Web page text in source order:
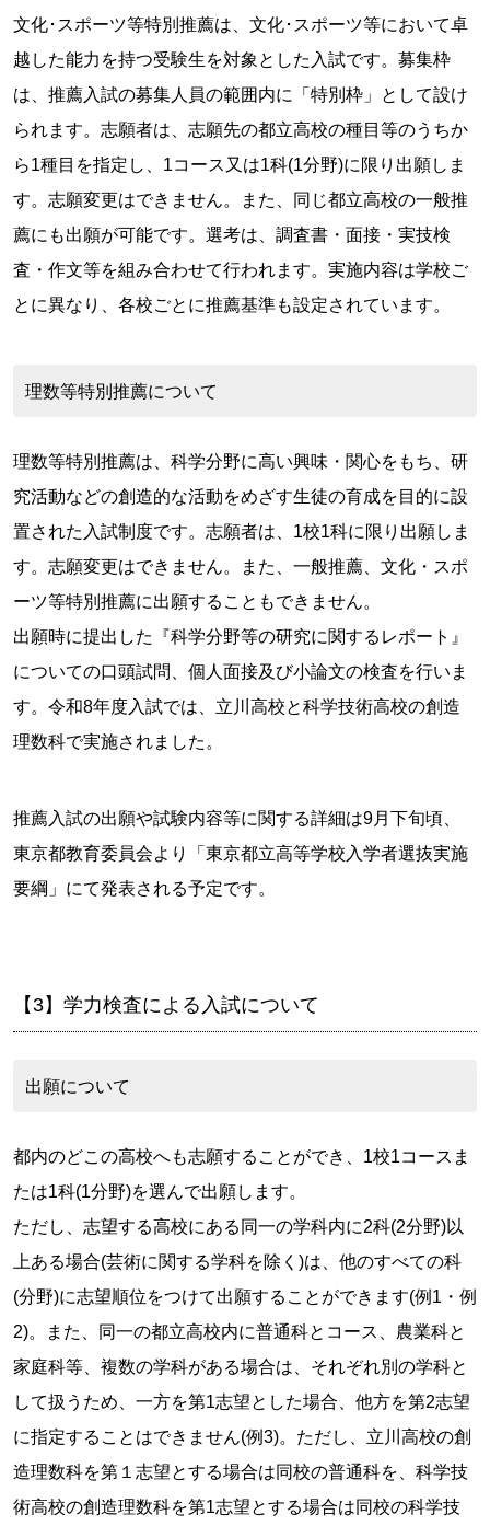
文化･スポーツ等特別推薦は、文化･スポーツ等において卓
越した能力を持つ受験生を対象とした入試です。募集枠
は、推薦入試の募集人員の範囲内に「特別枠」として設け
られます。志願者は、志願先の都立高校の種目等のうちか
ら1種目を指定し、1コース又は1科(1分野)に限り出願しま
す。志願変更はできません。また、同じ都立高校の一般推
薦にも出願が可能です。選考は、調査書・面接・実技検
査・作文等を組み合わせて行われます。実施内容は学校ご
とに異なり、各校ごとに推薦基準も設定されています。
理数等特別推薦について
理数等特別推薦は、科学分野に高い興味・関心をもち、研
究活動などの創造的な活動をめざす生徒の育成を目的に設
置された入試制度です。志願者は、1校1科に限り出願しま
す。志願変更はできません。また、一般推薦、文化・スポ
ーツ等特別推薦に出願することもできません。
出願時に提出した『科学分野等の研究に関するレポート』
についての口頭試問、個人面接及び小論文の検査を行いま
す。令和8年度入試では、立川高校と科学技術高校の創造
理数科で実施されました。
推薦入試の出願や試験内容等に関する詳細は9月下旬頃、
東京都教育委員会より「東京都立高等学校入学者選抜実施
要綱」にて発表される予定です。
【3】学力検査による入試について
出願について
都内のどこの高校へも志願することができ、1校1コースま
たは1科(1分野)を選んで出願します。
ただし、志望する高校にある同一の学科内に2科(2分野)以
上ある場合(芸術に関する学科を除く)は、他のすべての科
(分野)に志望順位をつけて出願することができます(例1・例
2)。また、同一の都立高校内に普通科とコース、農業科と
家庭科等、複数の学科がある場合は、それぞれ別の学科と
して扱うため、一方を第1志望とした場合、他方を第2志望
に指定することはできません(例3)。ただし、立川高校の創
造理数科を第１志望とする場合は同校の普通科を、科学技
術高校の創造理数科を第1志望とする場合は同校の科学技